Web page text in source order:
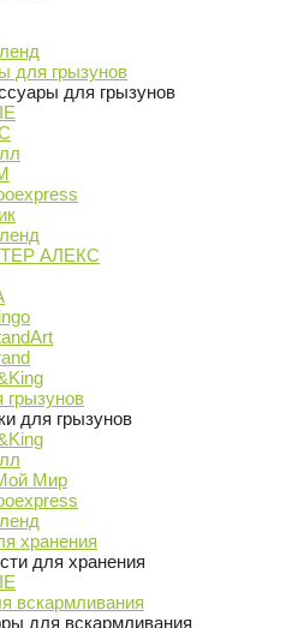
для грызунов
для грызунов
АЛЕКС
грызунов
для грызунов
Мир
хранения
для хранения
вскармливания
для вскармливания